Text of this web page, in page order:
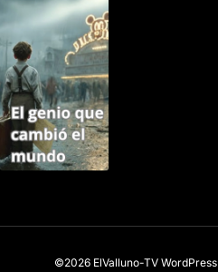
©2026 ElValluno-TV